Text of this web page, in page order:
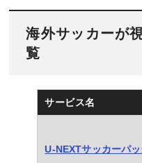
海外サッカーが
覧
サービス名
U-NEXTサッカーパッ